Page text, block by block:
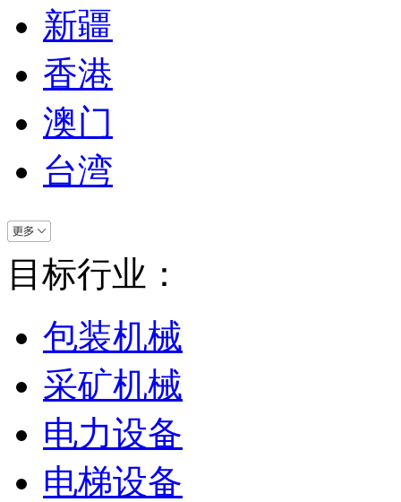
新疆
香港
澳门
台湾
目标行业：
包装机械
采矿机械
电力设备
电梯设备